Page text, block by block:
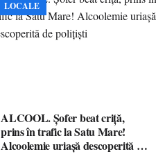
LOCALE
ALCOOL. Șofer beat criță,
prins în trafic la Satu Mare!
Alcoolemie uriașă descoperită de